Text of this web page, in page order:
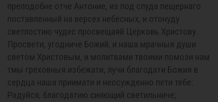
преподобне отче Антоние, из под спуда пещернаго
поставленный на версех небесных, и отонуду
светлостию чудес просвещаяй Церковь Христову.
Просвети, угодниче Божий, и наша мрачныя души
светом Христовым, и молитвами твоими помози нам
тмы греховныя избежати, лучи благодати Божия в
сердца наша приимати и неосужденно пети тебе:
Радуйся, благодатию сияющий светильниче;